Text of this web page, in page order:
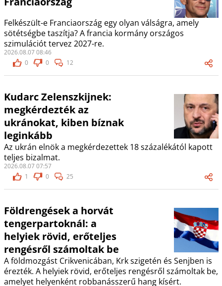
Felkészült-e Franciaország egy olyan válságra, amely
sötétségbe taszítja? A francia kormány országos
szimulációt tervez 2027-re.
2026.08.07 08:46
0
0 12
Kudarc Zelenszkijnek:
megkérdezték az
ukránokat, kiben bíznak
leginkább
Az ukrán elnök a megkérdezettek 18 százalékától kapott
teljes bizalmat.
2026.08.07 07:57
1
0 25
Földrengések a horvát
tengerpartoknál: a
helyiek rövid, erőteljes
rengésről számoltak be
A földmozgást Crikvenicában, Krk szigetén és Senjben is
érezték. A helyiek rövid, erőteljes rengésről számoltak be,
amelyet helyenként robbanásszerű hang kísért.